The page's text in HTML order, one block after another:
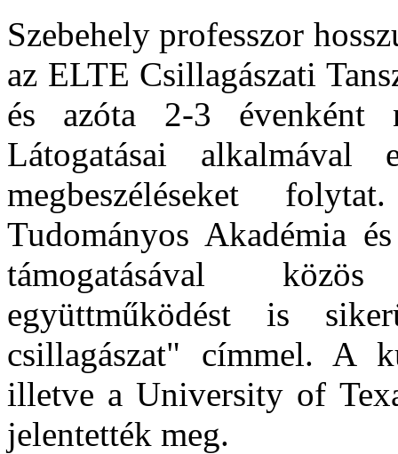
Szebehely professzor
az ELTE Csillagászati
és azóta 2-3 évenként
Látogatásai alkalmával
megbeszéléseket
Tudományos Akadémia
támogatásával
együttműködést is
csillagászat" címmel. A
illetve a University of
jelentették meg.